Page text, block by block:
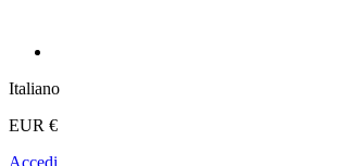
Italiano
EUR €
Accedi